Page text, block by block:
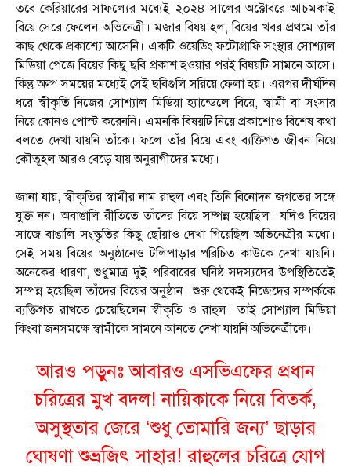
তবে কেরিয়ারের সাফল্যের মধ্যেই ২০২৪ সালের অক্টোবরে আচমকাই
বিয়ে সেরে ফেলেন অভিনেত্রী। মজার বিষয় হল, বিয়ের খবর প্রথমে তাঁর
কাছ থেকে প্রকাশ্যে আসেনি। একটি ওয়েডিং ফটোগ্রাফি সংস্থার সোশ্যাল
মিডিয়া পেজে বিয়ের কিছু ছবি প্রকাশ হওয়ার পরই বিষয়টি সামনে আসে।
কিন্তু অল্প সময়ের মধ্যেই সেই ছবিগুলি সরিয়ে ফেলা হয়। এরপর দীর্ঘদিন
ধরে স্বীকৃতি নিজের সোশ্যাল মিডিয়া হ্যান্ডেলে বিয়ে, স্বামী বা সংসার
নিয়ে কোনও পোস্ট করেননি। এমনকি বিষয়টি নিয়ে প্রকাশ্যেও বিশেষ কথা
বলতে দেখা যায়নি তাঁকে। ফলে তাঁর বিয়ে এবং ব্যক্তিগত জীবন নিয়ে
কৌতূহল আরও বেড়ে যায় অনুরাগীদের মধ্যে।
জানা যায়, স্বীকৃতির স্বামীর নাম রাহুল এবং তিনি বিনোদন জগতের সঙ্গে
যুক্ত নন। অবাঙালি রীতিতে তাঁদের বিয়ে সম্পন্ন হয়েছিল। যদিও বিয়ের
সাজে বাঙালি সংস্কৃতির কিছু ছোঁয়াও দেখা গিয়েছিল অভিনেত্রীর মধ্যে।
সেই সময় বিয়ের অনুষ্ঠানেও টলিপাড়ার পরিচিত কাউকে দেখা যায়নি।
অনেকের ধারণা, শুধুমাত্র দুই পরিবারের ঘনিষ্ঠ সদস্যদের উপস্থিতিতেই
সম্পন্ন হয়েছিল তাঁদের বিয়ের অনুষ্ঠান। শুরু থেকেই নিজেদের সম্পর্ককে
ব্যক্তিগত রাখতে চেয়েছিলেন স্বীকৃতি ও রাহুল। তাই সোশ্যাল মিডিয়া
কিংবা জনসমক্ষে স্বামীকে সামনে আনতে দেখা যায়নি অভিনেত্রীকে।
আরও পড়ুনঃআবারও এসভিএফের প্রধান
চরিত্রের মুখ বদল! নায়িকাকে নিয়ে বিতর্ক,
অসুস্থতার জেরে ‘শুধু তোমারি জন্য’ ছাড়ার
ঘোষণা শুভ্রজিৎ সাহার! রাহুলের চরিত্রে যোগ